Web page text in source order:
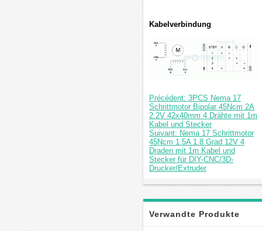
Kabelverbindung
Précédent: 3PCS Nema 17
Schrittmotor Bipolar 45Ncm 2A
2.2V 42x40mm 4 Drähte mit 1m
Kabel und Stecker
Suivant: Nema 17 Schrittmotor
45Ncm 1.5A 1.8 Grad 12V 4
Draden mit 1m Kabel und
Stecker für DIY-CNC/3D-
Drucker/Extruder
Verwandte Produkte